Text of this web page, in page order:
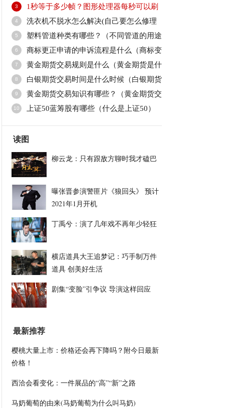
3 1秒等于多少帧？图形处理器每秒可以刷
4 洗衣机不脱水怎么解决(自己要怎么修理
5 塑料管道种类有哪些？（不同管道的用途
6 商标更正申请的申诉流程是什么（商标变
7 黄金期货交易规则是什么（黄金期货是什
8 白银期货交易时间是什么时候（白银期货
9 黄金期货交易知识有哪些？（黄金期货交
10 上证50蓝筹股有哪些（什么是上证50）
读图
柳云龙：只有跟敌方聊时我才磕巴
曝张晋参演警匪片《狼回头》 预计
2021年1月开机
丁禹兮：演了几年戏不再年少轻狂
横店道具大王追梦记：巧手制万件
道具 创美好生活
剧集“变脸”引争议 导演这样回应
最新推荐
樱桃大量上市：价格还会再下降吗？附今日最新
价格！
西洽会看变化：一件展品的“高”“新”之路
马奶葡萄的由来(马奶葡萄为什么叫马奶)